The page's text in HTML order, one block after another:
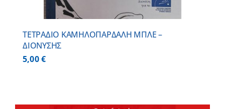
ΤΕΤΡΑΔΙΟ ΚΑΜΗΛΟΠΑΡΔΑΛΗ ΜΠΛΕ –
ΔΙΟΝΥΣΗΣ
5,00€